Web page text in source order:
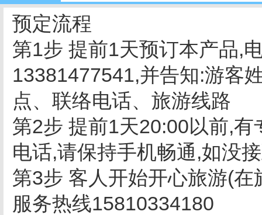
预定流程
第1步 提前1天预订本产品,
13381477541,并告知:游客
点、联络电话、旅游线路
第2步 提前1天20:00以前,
电话,请保持手机畅通,如没
第3步 客人开始开心旅游(
服务热线15810334180